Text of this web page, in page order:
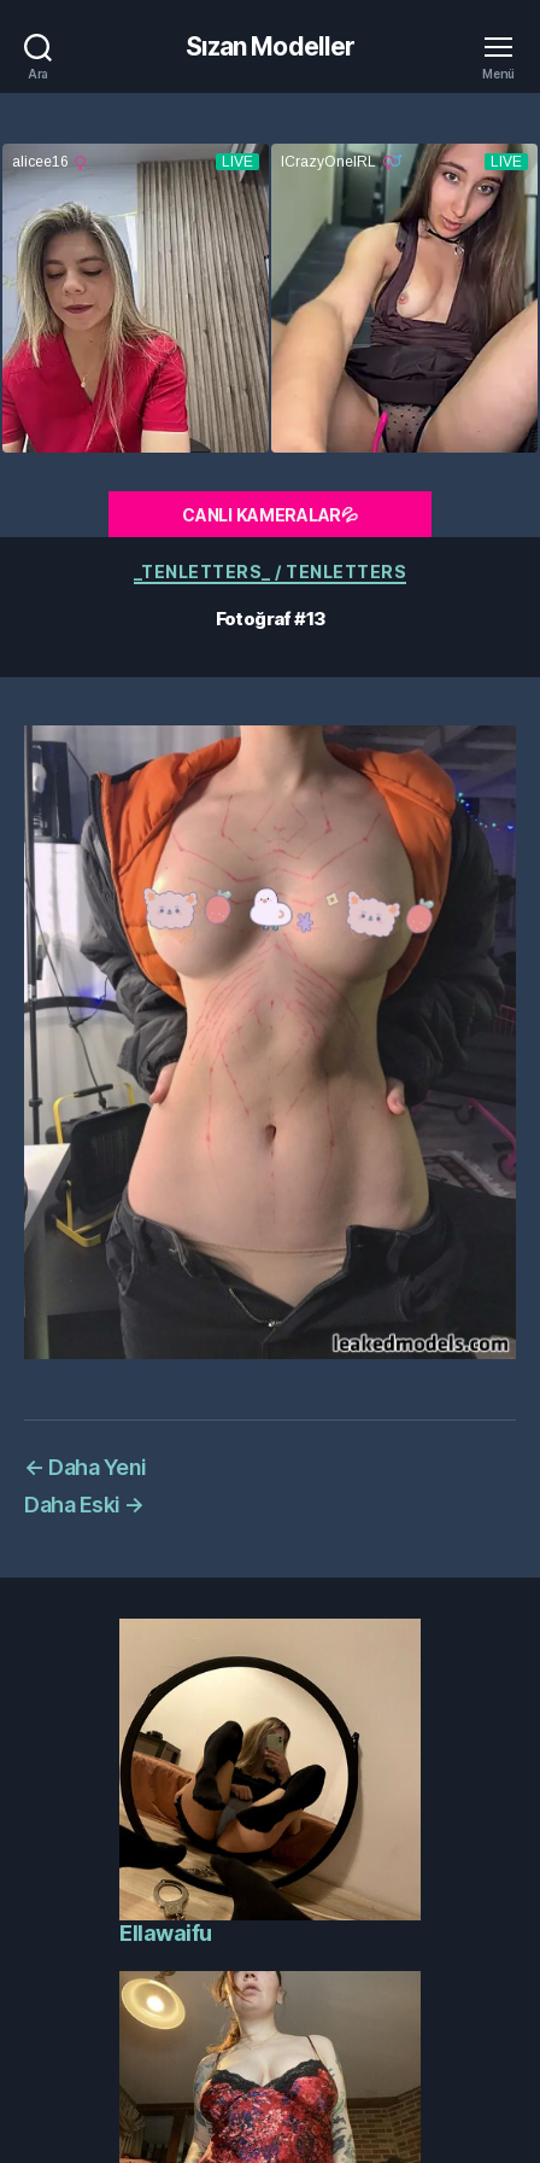
Ara
Sızan Modeller
Menü
CANLI KAMERALAR💦
Kategoriler
_TENLETTERS_ / TENLETTERS
Fotoğraf #13
← Daha Yeni
Daha Eski →
Ellawaifu